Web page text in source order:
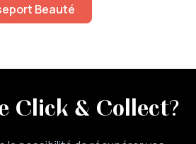
Beauté
Click & Collect?